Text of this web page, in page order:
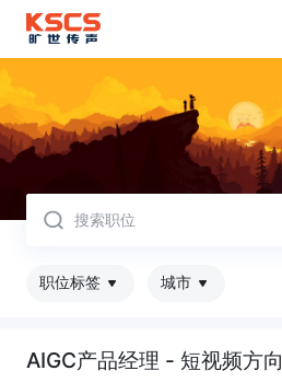
职位标签 城市
AIGC产品经理 - 短视频方向